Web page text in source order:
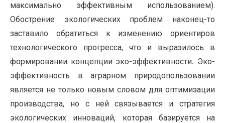
максимально эффективным использованием).
Обострение экологических проблем наконец-то
заставило обратиться к изменению ориентиров
технологического прогресса, что и выразилось в
формировании концепции эко-эффективности. Эко-
эффективность в аграрном природопользовании
является не только новым словом для оптимизации
производства, но с ней связывается и стратегия
экологических инноваций, которая базируется на